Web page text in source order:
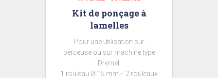
Kit de ponçage à
lamelles
Pour une utilisation sur
perceuse ou sur machine type
Dremel.
1 rouleau Ø 15 mm + 2 rouleaux